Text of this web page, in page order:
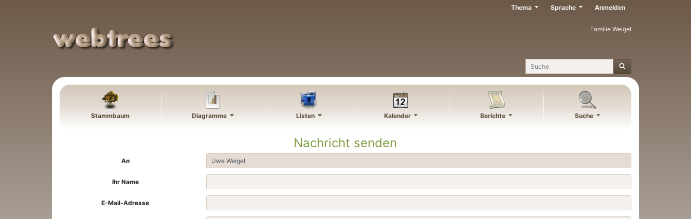
Familie Weigel
Suche
Thema Sprache Anmelden
Stammbaum Diagramme Listen Kalender Berichte Suche
Nachricht senden
An
Ihr Name
E-Mail-Adresse